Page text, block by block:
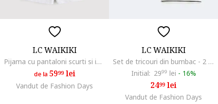
LC WAIKIKI
Pijama cu pantaloni scurti si imprimeu Minecraft, Verde deschis/Gri deschis melange
de la 5999lei
Vandut de Fashion Days
LC WAIKIKI
Set de tricouri din bumbac - 2 piese, Alb/Gri antracit
Initial: 2999 lei - 16%
2499lei
Vandut de Fashion Days